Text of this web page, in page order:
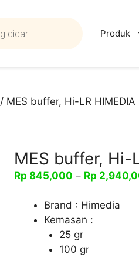
Produk
/ MES buffer, Hi-LR HIMEDIA
MES buffer, Hi-
Rp 845,000 – Rp
Brand : Himedia
Kemasan :
25 gr
100 gr